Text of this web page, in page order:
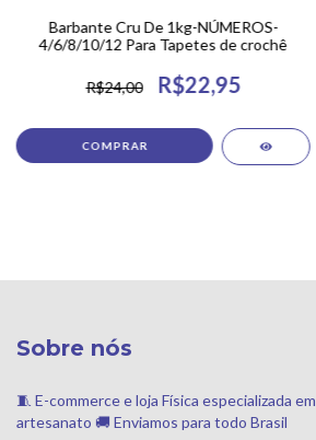
Barbante Cru De 1kg-NÚMEROS-
4/6/8/10/12 Para Tapetes de crochê
R$24,00 R$22,95
COMPRAR
Sobre nós
🧵 E-commerce e loja Física especializada
artesanato 🚚 Enviamos para todo Brasil